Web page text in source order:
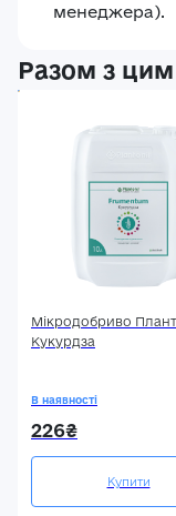
менеджера).
Разом з
Мікродобриво
Кукурдза
В наявності
226₴
Купити